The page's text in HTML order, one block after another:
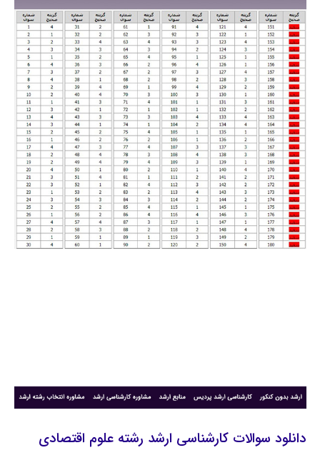
دانلود سوالات کارشناسی ارشد رشته علوم اقتصادی